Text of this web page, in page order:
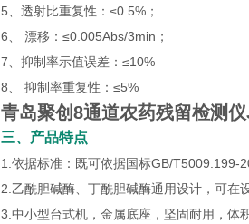
5、透射比重复性：≤0.5%；
6、 漂移：≤0.005Abs/3min；
7、抑制率示值误差：≤10%
8、 抑制率重复性：≤5%
青岛聚创8通道农药残留检测
三、 产品特点
1.依据标准：既可依据国标GB/T5009.199-
2.乙酰胆碱酶、丁酰胆碱酶通用设计，可在
3.中小型台式机，金属底座，坚固耐用，体